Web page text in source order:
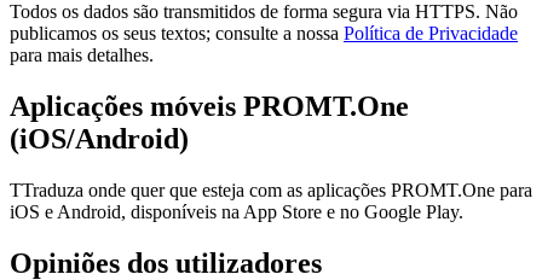
Todos os dados são transmitidos de forma segura via HTTPS. Não
publicamos os seus textos; consulte a nossa Política de Privacidade
para mais detalhes.
Aplicações móveis PROMT.One
(iOS/Android)
TTraduza onde quer que esteja com as aplicações PROMT.One para
iOS e Android, disponíveis na App Store e no Google Play.
Opiniões dos utilizadores